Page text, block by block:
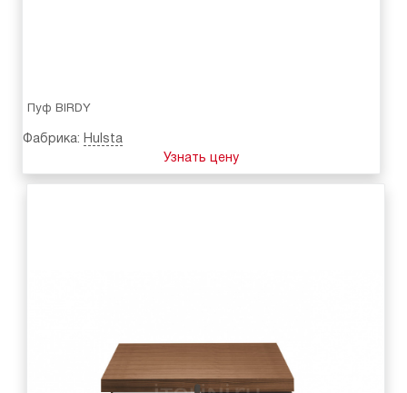
Пуф BIRDY
Фабрика: Hulsta
Узнать цену